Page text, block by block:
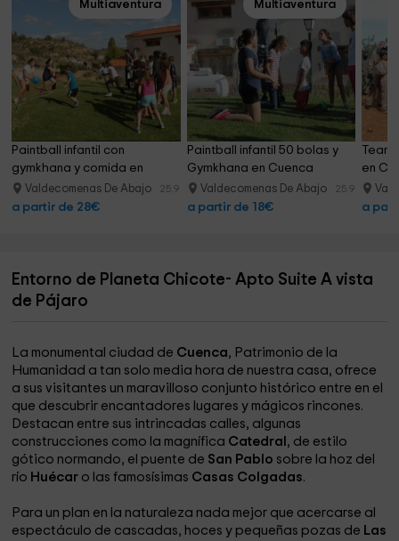
Multiaventura
Paintball infantil con
gymkhana y comida en
Cuenca
Valdecomenas De Abajo 25.9 km
a partir de 28€
Multiaventura
Paintball infantil 50 bolas y
Gymkhana en Cuenca
Valdecomenas De Abajo 25.9 km
a partir de 18€
en
a
Entorno de Planeta Chicote- Apto Suite A vista
de Pájaro
La monumental ciudad de Cuenca, Patrimonio de la
Humanidad a tan solo media hora de nuestra casa, ofrece
a sus visitantes un maravilloso conjunto histórico entre en el
que descubrir encantadores lugares y mágicos rincones.
Destacan entre sus intrincadas calles, algunas
construcciones como la magnífica Catedral , de estilo
gótico normando, el puente de San Pablo sobre la hoz del
río Huécar o las famosísimas Casas Colgadas.
Para un plan en la naturaleza nada mejor que acercarse al
espectáculo de cascadas, hoces y pequeñas pozas de Las